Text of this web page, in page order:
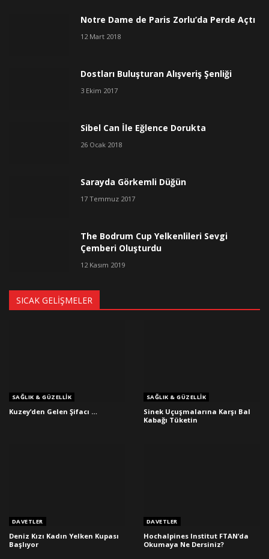
Notre Dame de Paris Zorlu’da Perde Açtı
12 Mart 2018
Dostları Buluşturan Alışveriş Şenliği
3 Ekim 2017
Sibel Can İle Eğlence Dorukta
26 Ocak 2018
Sarayda Görkemli Düğün
17 Temmuz 2017
The Bodrum Cup Yelkenlileri Sevgi
Çemberi Oluşturdu
12 Kasım 2019
SICAK GELIŞMELER
SAĞLIK & GÜZELLIK
Kuzey’den Gelen Şifacı …
SAĞLIK & GÜZELLIK
Sinek Uçuşmalarına Karşı Bal
Kabağı Tüketin
DAVETLER
Deniz Kızı Kadın Yelken Kupası
Başlıyor
DAVETLER
Hochalpines Institut FTAN’da
Okumaya Ne Dersiniz?